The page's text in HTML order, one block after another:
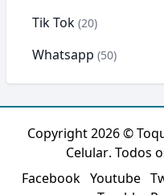
Tik Tok (20)
Whatsapp (50)
Copyright 2026 ©
Celular. Todos
Facebook Youtube